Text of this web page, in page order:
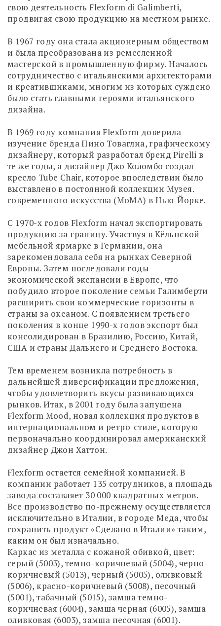
свою деятельность Flexform di Galimberti,
продвигая свою продукцию на местном рынке.
В 1967 году она стала акционерным обществом
и была преобразована из ремесленной
мастерской в ​​промышленную фирму. Началось
сотрудничество с итальянскими архитекторами
и креативщиками, многим из которых суждено
было стать главными героями итальянского
дизайна.
В 1969 году компания Flexform доверила
изучение бренда Пино Товаглиа, графическому
дизайнеру, который разработал бренд Pirelli в
те же годы, а дизайнер Джо Коломбо создал
кресло Tube Chair, которое впоследствии было
выставлено в постоянной коллекции Музея.
современного искусства (MoMA) в Нью-Йорке.
С 1970-х годов Flexform начал экспортировать
продукцию за границу. Участвуя в Кёльнской
мебельной ярмарке в Германии, она
зарекомендовала себя на рынках Северной
Европы. Затем последовали годы
экономической экспансии в Европе, что
побудило второе поколение семьи Галимберти
расширить свои коммерческие горизонты в
страны за океаном. С появлением третьего
поколения в конце 1990-х годов экспорт был
консолидирован в Бразилию, Россию, Китай,
США и страны Дальнего и Среднего Востока.
Тем временем возникла потребность в
дальнейшей диверсификации предложения,
чтобы удовлетворить вкусы развивающихся
рынков. Итак, в 2001 году была запущена
Flexform Mood, новая коллекция продуктов в
интернациональном и ретро-стиле, которую
первоначально координировал американский
дизайнер Джон Хаттон.
Flexform остается семейной компанией. В
компании работает 135 сотрудников, а площадь
завода составляет 30 000 квадратных метров.
Все производство по-прежнему осуществляется
исключительно в Италии, в городе Меда, чтобы
сохранить продукт «Сделано в Италии» таким,
каким он был изначально.
Каркас из металла с кожаной обивкой, цвет:
серый (5003), темно-коричневый (5004), черно-
коричневый (5013), черный (5005), оливковый
(5006), красно-коричневый (5008), песочный
(5001), табачный (5015), замша темно-
коричневая (6004), замша черная (6005), замша
оливковая (6003), замша песочная (6001).